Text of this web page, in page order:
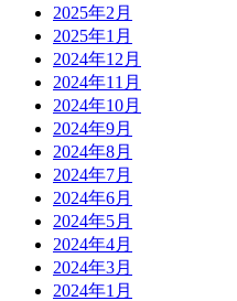
2025年2月
2025年1月
2024年12月
2024年11月
2024年10月
2024年9月
2024年8月
2024年7月
2024年6月
2024年5月
2024年4月
2024年3月
2024年1月